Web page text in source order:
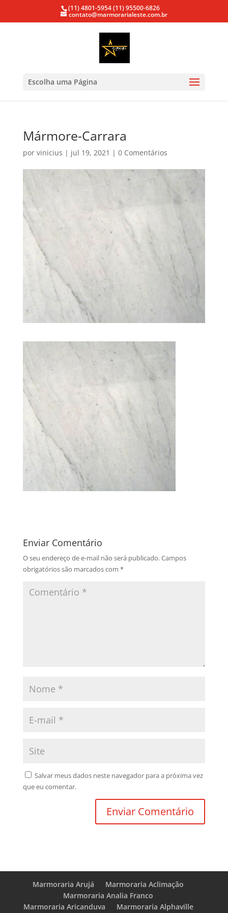
(11) 4801-5954(11) 95500-6826
contato@marmorarialeste.com.br
Escolha uma Página
Mármore-Carrara
por vinicius | jul 19, 2021 | 0 Comentários
Enviar Comentário
O seu endereço de e-mail não será publicado.Campos
obrigatórios são marcados com *
Salvar meus dados neste navegador para a próxima vez
que eu comentar.
Marmoraria Arujá
Marmoraria Aclimação
Marmoraria Analia Franco
Marmoraria Aricanduva
Marmoraria Alphaville